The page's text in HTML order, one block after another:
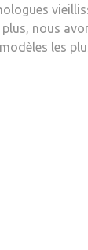
nous
les